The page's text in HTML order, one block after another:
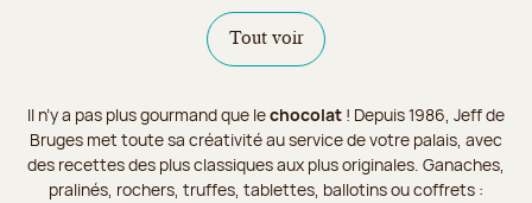
Tout voir
Il n’y a pas plus gourmand que lechocolat ! Depuis 1986, Jeff de
Bruges met toute sa créativité au service de votre palais, avec
des recettes des plus classiques aux plus originales. Ganaches,
pralinés, rochers, truffes, tablettes, ballotins ou coffrets :